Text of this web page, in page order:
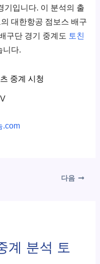
기입니다. 이 분석의 출
대한항공 점보스 배구
구단 경기 중계도 토친
니다.
중계 시청
.com
다음
계 분석 토